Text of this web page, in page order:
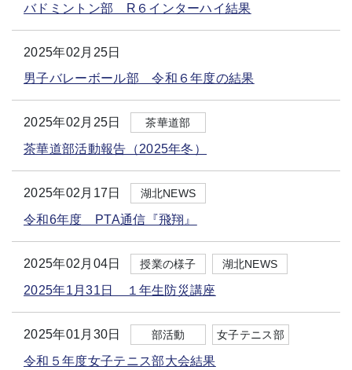
バドミントン部 R６インターハイ結果
2025年02月25日
男子バレーボール部 令和６年度の結果
2025年02月25日 茶華道部
茶華道部活動報告（2025年冬）
2025年02月17日 湖北NEWS
令和6年度 PTA通信『飛翔』
2025年02月04日 授業の様子 湖北NEWS
2025年1月31日 １年生防災講座
2025年01月30日 部活動 女子テニス部
令和５年度女子テニス部大会結果